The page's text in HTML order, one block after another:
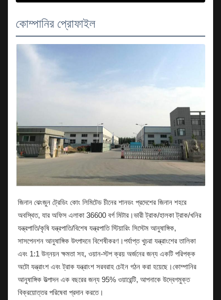
কোম্পানির প্রোফাইল
জিনান ঝেংজুন ট্রেডিং কোং লিমিটেড চীনের শানডং প্রদেশের জিনান শহরে
অবস্থিত, যার অফিস এলাকা 36600 বর্গ মিটার।ভারী ট্রাক/হালকা ট্রাক/খনির
যন্ত্রপাতি/কৃষি যন্ত্রপাতি/বিশেষ যন্ত্রপাতি স্টিয়ারিং সিস্টেম আনুষাঙ্গিক,
সাসপেনশন আনুষাঙ্গিক উৎপাদনে বিশেষীকরণ।পর্যাপ্ত খুচরা যন্ত্রাংশের তালিকা
এবং 1:1 উন্নয়ন ক্ষমতা সহ, ওয়ান-স্টপ ক্রয় অর্জনের জন্য একটি পরিপক্ক
অটো যন্ত্রাংশ এবং ট্রাক যন্ত্রাংশ সরবরাহ চেইন গঠন করা হয়েছে।কোম্পানির
আনুষাঙ্গিক উত্পাদন এক বছরের জন্য 95% ওয়ারেন্টি, আপনাকে উদ্বেগমুক্ত
বিক্রয়োত্তর পরিষেবা প্রদান করতে।